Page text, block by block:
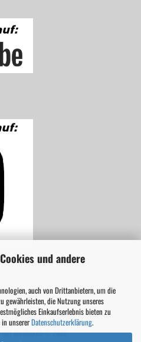
und andere
auch von Drittanbietern, um die
gewährleisten, die Nutzung unseres
Einkaufserlebnis bieten zu
unsererDatenschutzerklärung.
mit Gambio.de © 2026